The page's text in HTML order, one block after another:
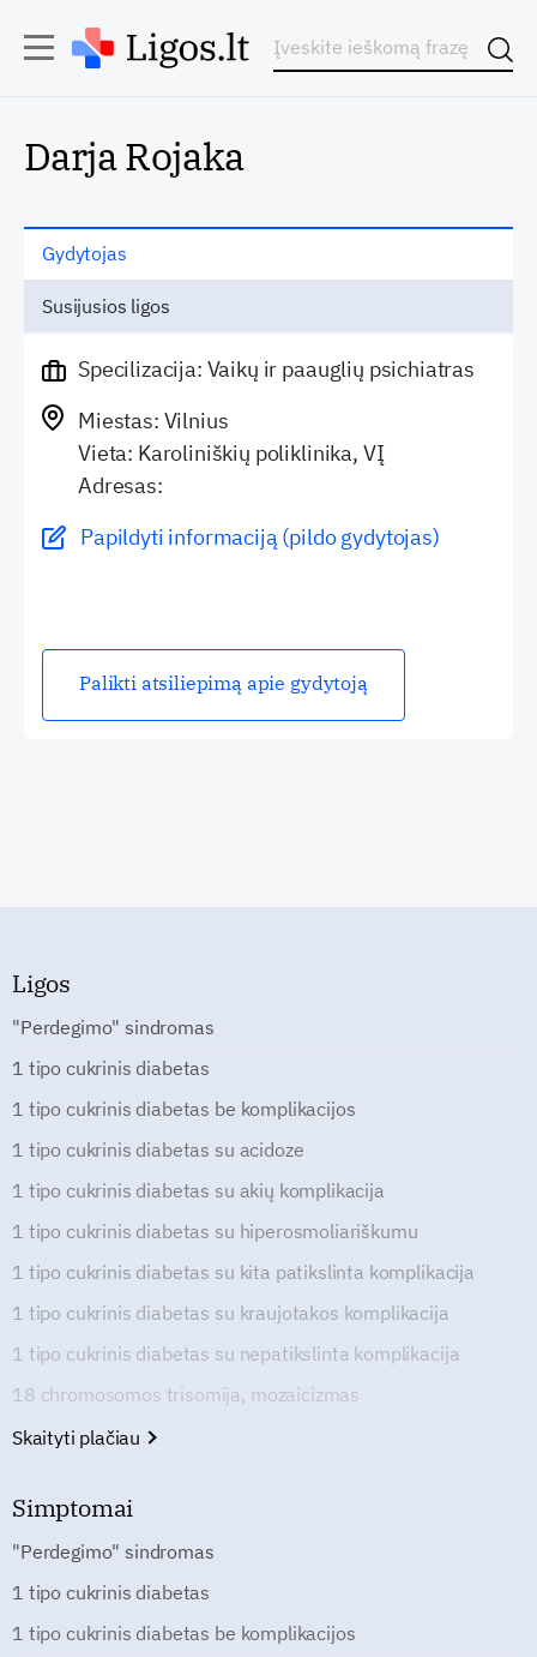
Darja Rojaka
Gydytojas
Susijusios ligos
Specilizacija: Vaikų ir paauglių psichiatras
Miestas: Vilnius
Vieta: Karoliniškių poliklinika, VĮ
Adresas:
Papildyti informaciją (pildo gydytojas)
Palikti atsiliepimą apie gydytoją
Ligos
"Perdegimo" sindromas
1 tipo cukrinis diabetas
1 tipo cukrinis diabetas be komplikacijos
1 tipo cukrinis diabetas su acidoze
1 tipo cukrinis diabetas su akių komplikacija
1 tipo cukrinis diabetas su hiperosmoliariškumu
1 tipo cukrinis diabetas su kita patikslinta komplikacija
1 tipo cukrinis diabetas su kraujotakos komplikacija
1 tipo cukrinis diabetas su nepatikslinta komplikacija
18 chromosomos trisomija, mozaicizmas
Skaityti plačiau
Simptomai
"Perdegimo" sindromas
1 tipo cukrinis diabetas
1 tipo cukrinis diabetas be komplikacijos